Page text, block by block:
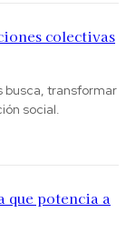
colectivas
busca, transformar
social.
que potencia a